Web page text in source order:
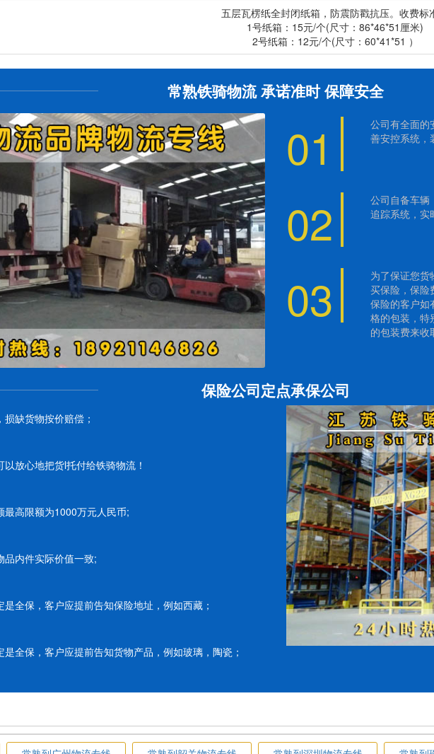
五层瓦楞纸全封闭纸箱，防震防戳抗压。收费标
1号纸箱：15元/个(尺寸：86*46*51厘米)
2号纸箱：12元/个(尺寸：60*41*51 ）
常熟铁骑物流 承诺准时 保障安全
01
公司有全面的
善安控系统，
02
公司自备车辆
追踪系统，实
03
为了保证您货
买保险，保险
保险的客户如
格的包装，特
的包装费来收
保险公司定点承保公司
缺货物按价赔偿；
放心地把货l托付给铁骑物流！
最高限额为1000万元人民币;
品内件实际价值一致;
全保，客户应提前告知保险地址，例如西藏；
全保，客户应提前告知货物产品，例如玻璃，陶瓷；